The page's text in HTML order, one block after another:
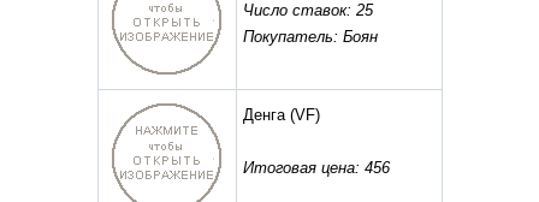
Число ставок: 25
Покупатель: Боян
Денга(VF)
Итоговая цена: 456